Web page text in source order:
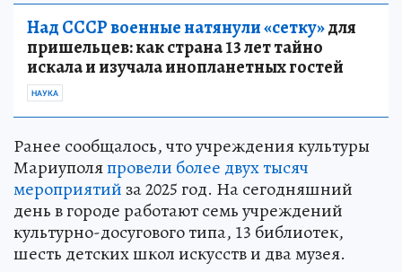
Над СССР военные натянули «сетку»для
пришельцев: как страна 13 лет тайно
искала и изучала инопланетных гостей
НАУКА
Ранее сообщалось, что учреждения культуры
Мариуполяпровели более двух тысяч
мероприятий за 2025 год. На сегодняшний
день в городе работают семь учреждений
культурно-досугового типа, 13 библиотек,
шесть детских школ искусств и два музея.